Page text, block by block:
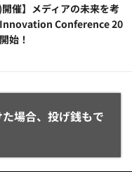
開催】メディアの未来を考
Conference 20
始！
場合、投げ銭もで